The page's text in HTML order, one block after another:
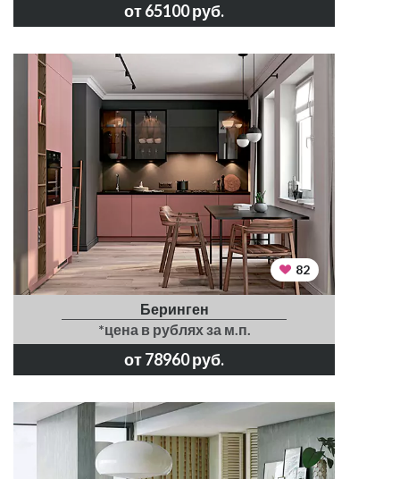
от 65100 руб.
82
Беринген
*цена в рублях за м.п.
от 78960 руб.